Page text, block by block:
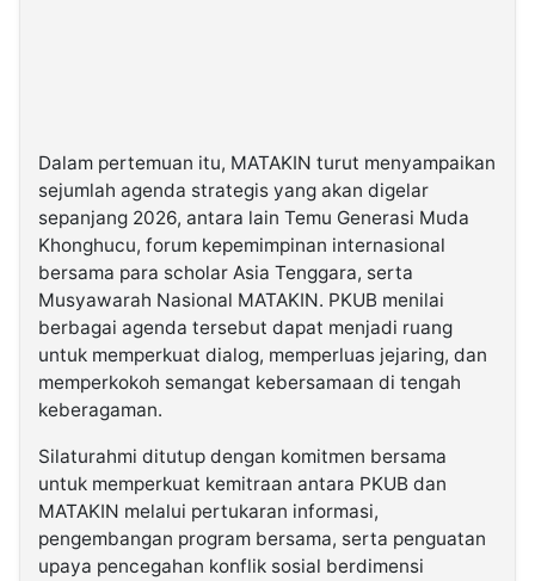
Dalam pertemuan itu, MATAKIN turut menyampaikan
sejumlah agenda strategis yang akan digelar
sepanjang 2026, antara lain Temu Generasi Muda
Khonghucu, forum kepemimpinan internasional
bersama para scholar Asia Tenggara, serta
Musyawarah Nasional MATAKIN. PKUB menilai
berbagai agenda tersebut dapat menjadi ruang
untuk memperkuat dialog, memperluas jejaring, dan
memperkokoh semangat kebersamaan di tengah
keberagaman.
Silaturahmi ditutup dengan komitmen bersama
untuk memperkuat kemitraan antara PKUB dan
MATAKIN melalui pertukaran informasi,
pengembangan program bersama, serta penguatan
upaya pencegahan konflik sosial berdimensi